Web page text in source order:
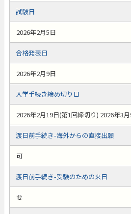
試験日
2026年2月5日
合格発表日
2026年2月9日
入学手続き締め切り日
2026年2月19日(第1回締切り) 2026年3
渡日前手続き-海外からの直接出願
可
渡日前手続き-受験のための来日
要